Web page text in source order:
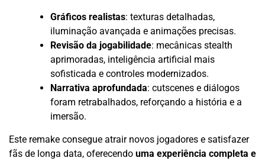
Gráficos realistas: texturas detalhadas,
iluminação avançada e animações precisas.
Revisão da jogabilidade: mecânicas stealth
aprimoradas, inteligência artificial mais
sofisticada e controles modernizados.
Narrativa aprofundada: cutscenes e diálogos
foram retrabalhados, reforçando a história e a
imersão.
Este remake consegue atrair novos jogadores e satisfazer
fãs de longa data, oferecendo uma experiência completa e